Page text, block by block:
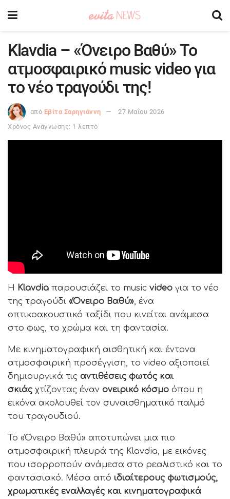
Klavdia – «Όνειρο Βαθύ» To
ατμοσφαιρικό music video για
το νέο τραγούδι της!
από Εβίτα Σαρηγιάννη
27 Μαΐου 2026
Χρόνος Ανάγνωσης: 1 λεπτό
Η Klavdia παρουσιάζει το music video για το νέο
της τραγούδι «Όνειρο Βαθύ», ένα
οπτικοακουστικό ταξίδι που κινείται ανάμεσα
στο φως, το χρώμα και τη φαντασία.
Με κινηματογραφική αισθητική και έντονα
ατμοσφαιρική προσέγγιση, το video αξιοποιεί
δημιουργικά τις αντιθέσεις φωτός και
σκιάς χτίζοντας έναν ονειρικό κόσμο όπου η
εικόνα ακολουθεί τον συναισθηματικό παλμό
του τραγουδιού.
Το «Όνειρο Βαθύ» αποτυπώνει μια πιο
ατμοσφαιρική πλευρά της Klavdia, με εικόνες
που ισορροπούν ανάμεσα στο ρεαλιστικό και το
φαντασιακό. Μέσα από ιδιαίτερους φωτισμούς,
χρωματικές εναλλαγές και κινηματογραφικά